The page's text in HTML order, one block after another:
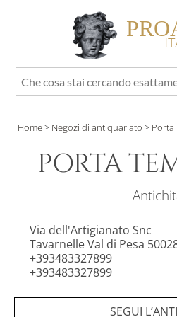
Che
cosa
cercando
Home> Negozi di antiquariato > Porta
PORTA
Via dell'Artigianato Snc
Tavarnelle Val di Pesa
+393483327899
+393483327899
SEGUI